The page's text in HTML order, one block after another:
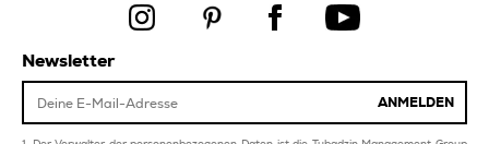
graphit-fliesen für
fliesen für flur
braune balkon und
graphit-pool und spa-
goldene
badezimmerfliesen
Newsletter
ANMELDEN